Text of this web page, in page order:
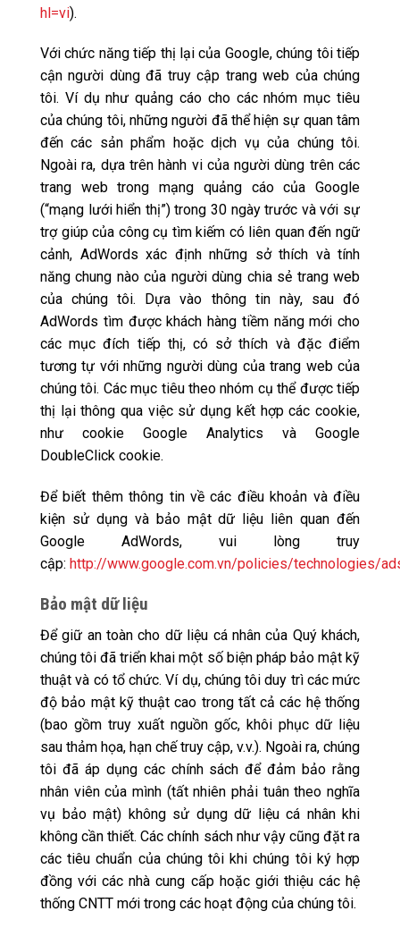
hl=vi).
Với chức năng tiếp thị lại của Google, chúng tôi tiếp
cận người dùng đã truy cập trang web của chúng
tôi. Ví dụ như quảng cáo cho các nhóm mục tiêu
của chúng tôi, những người đã thể hiện sự quan tâm
đến các sản phẩm hoặc dịch vụ của chúng tôi.
Ngoài ra, dựa trên hành vi của người dùng trên các
trang web trong mạng quảng cáo của Google
(“mạng lưới hiển thị”) trong 30 ngày trước và với sự
trợ giúp của công cụ tìm kiếm có liên quan đến ngữ
cảnh, AdWords xác định những sở thích và tính
năng chung nào của người dùng chia sẻ trang web
của chúng tôi. Dựa vào thông tin này, sau đó
AdWords tìm được khách hàng tiềm năng mới cho
các mục đích tiếp thị, có sở thích và đặc điểm
tương tự với những người dùng của trang web của
chúng tôi. Các mục tiêu theo nhóm cụ thể được tiếp
thị lại thông qua việc sử dụng kết hợp các cookie,
như cookie Google Analytics và Google
DoubleClick cookie.
Để biết thêm thông tin về các điều khoản và điều
kiện sử dụng và bảo mật dữ liệu liên quan đến
Google AdWords, vui lòng truy
cập: http://www.google.com.vn/policies/technologies/
Bảo mật dữ liệu
Để giữ an toàn cho dữ liệu cá nhân của Quý khách,
chúng tôi đã triển khai một số biện pháp bảo mật kỹ
thuật và có tổ chức. Ví dụ, chúng tôi duy trì các mức
độ bảo mật kỹ thuật cao trong tất cả các hệ thống
(bao gồm truy xuất nguồn gốc, khôi phục dữ liệu
sau thảm họa, hạn chế truy cập, v.v.). Ngoài ra, chúng
tôi đã áp dụng các chính sách để đảm bảo rằng
nhân viên của mình (tất nhiên phải tuân theo nghĩa
vụ bảo mật) không sử dụng dữ liệu cá nhân khi
không cần thiết. Các chính sách như vậy cũng đặt ra
các tiêu chuẩn của chúng tôi khi chúng tôi ký hợp
đồng với các nhà cung cấp hoặc giới thiệu các hệ
thống CNTT mới trong các hoạt động của chúng tôi.